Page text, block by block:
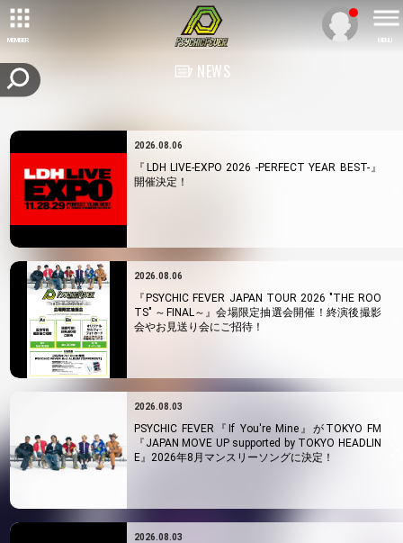
MEMBER MENU
NEWS
2026.08.06
『LDH LIVE-EXPO 2026 -PERFECT YEAR BEST-』
開催決定！
2026.08.06
『PSYCHIC FEVER JAPAN TOUR 2026 "THE ROO
TS" ～FINAL～』会場限定抽選会開催！終演後撮影
会やお見送り会にご招待！
2026.08.03
PSYCHIC FEVER『If You're Mine』がTOKYO FM
『JAPAN MOVE UP supported by TOKYO HEADLIN
E』2026年8月マンスリーソングに決定！
2026.08.03